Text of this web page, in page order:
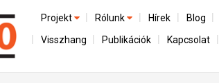
Projekt
Előzmények
Rólunk
A kutatócsoport működéséről
Hírek Blog
Visszhang Publikációk Kapcsolat